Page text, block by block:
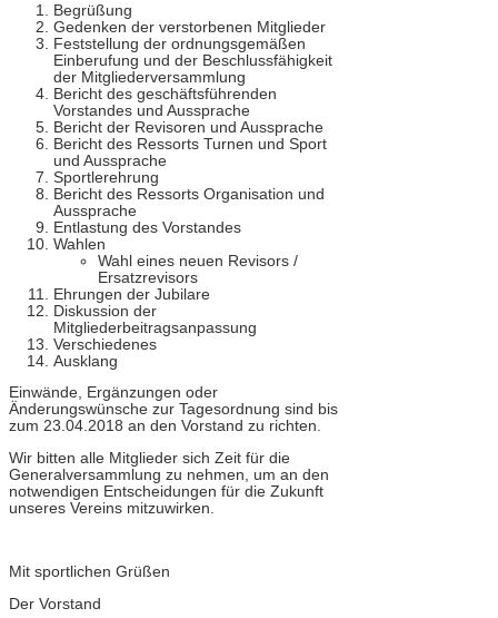
Begrüßung
Gedenken der verstorbenen Mitglieder
Feststellung der ordnungsgemäßen
Einberufung und der Beschlussfähigkeit
der Mitgliederversammlung
Bericht des geschäftsführenden
Vorstandes und Aussprache
Bericht der Revisoren und Aussprache
Bericht des Ressorts Turnen und Sport
und Aussprache
Sportlerehrung
Bericht des Ressorts Organisation und
Aussprache
Entlastung des Vorstandes
Wahlen
Wahl eines neuen Revisors /
Ersatzrevisors
Ehrungen der Jubilare
Diskussion der
Mitgliederbeitragsanpassung
Verschiedenes
Ausklang
Einwände, Ergänzungen oder
Änderungswünsche zur Tagesordnung sind bis
zum 23.04.2018 an den Vorstand zu richten.
Wir bitten alle Mitglieder sich Zeit für die
Generalversammlung zu nehmen, um an den
notwendigen Entscheidungen für die Zukunft
unseres Vereins mitzuwirken.
Mit sportlichen Grüßen
Der Vorstand